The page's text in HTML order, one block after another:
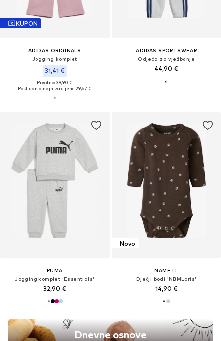
KUPON
ADIDAS ORIGINALS
Jogging komplet
31,41 €
Prvotno: 39,90 €
Posljednja najniža cijena:29,67 €
ADIDAS SPORTSWEAR
Odjeća za vježbanje
44,90 €
PUMA
Jogging komplet 'Essentials'
32,90 €
Dnevne osnove
Novo
NAME IT
Dječji bodi 'NBMLaris'
14,90 €